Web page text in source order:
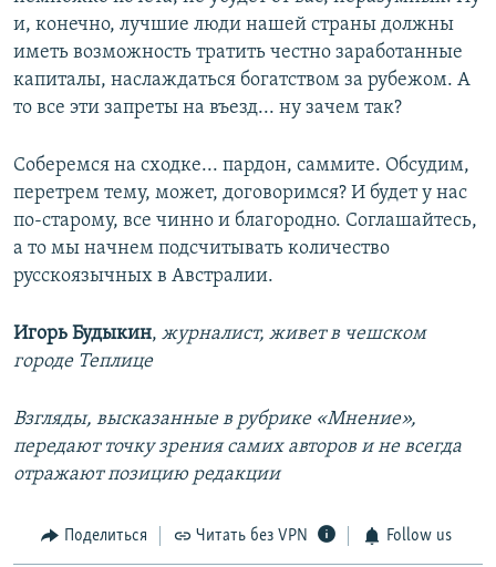
и, конечно, лучшие люди нашей страны должны
иметь возможность тратить честно заработанные
капиталы, наслаждаться богатством за рубежом. А
то все эти запреты на въезд... ну зачем так?
Соберемся на сходке... пардон, саммите. Обсудим,
перетрем тему, может, договоримся? И будет у нас
по-старому, все чинно и благородно. Соглашайтесь,
а то мы начнем подсчитывать количество
русскоязычных в Австралии.
Игорь Будыкин, журналист, живет в чешском
городе Теплице
Взгляды, высказанные в рубрике «Мнение»,
передают точку зрения самих авторов и не всегда
отражают позицию редакции
Поделиться Читать без VPN Follow us